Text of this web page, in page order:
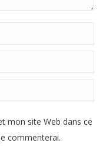
mon site Web dans ce
commenterai.